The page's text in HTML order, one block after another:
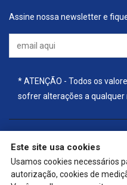
Assine nossa newsletter e
Seu Email
* ATENÇÃO - Todos os
sofrer alterações a
🔒| Copyright © 2025 - Website
de Gestão Imobiliária|Política
Preferências de cookies |
Este site usa cookies
Usamos cookies necessários
autorização, cookies de